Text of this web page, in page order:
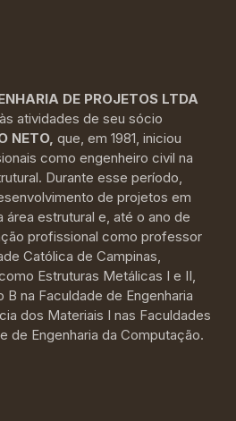
DE PROJETOS LTDA
atividades de seu sócio
NETO, que, em 1981, iniciou
como engenheiro civil na
Durante esse período,
de projetos em
área estrutural e, até o ano de
profissional como professor
Católica de Campinas,
Estruturas Metálicas I e II,
na Faculdade de Engenharia
dos Materiais I nas Faculdades
de Engenharia da Computação.